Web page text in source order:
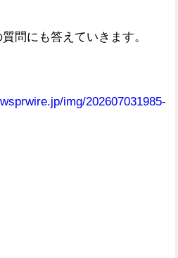
問にも答えていきます。
img/202607031985-